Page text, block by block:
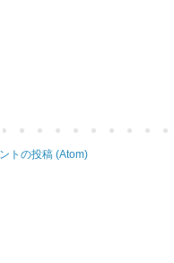
トの投稿 (Atom)